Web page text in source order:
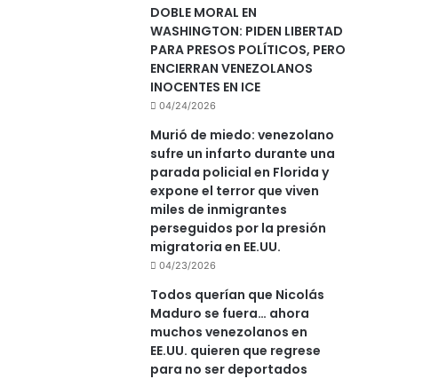
DOBLE MORAL EN
WASHINGTON: PIDEN LIBERTAD
PARA PRESOS POLÍTICOS, PERO
ENCIERRAN VENEZOLANOS
INOCENTES EN ICE
04/24/2026
Murió de miedo: venezolano
sufre un infarto durante una
parada policial en Florida y
expone el terror que viven
miles de inmigrantes
perseguidos por la presión
migratoria en EE.UU.
04/23/2026
Todos querían que Nicolás
Maduro se fuera… ahora
muchos venezolanos en
EE.UU. quieren que regrese
para no ser deportados